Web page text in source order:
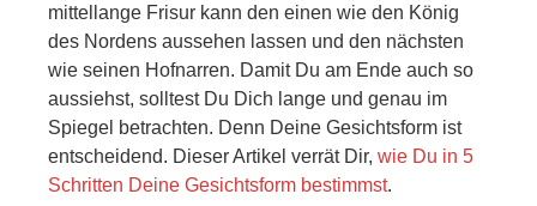
mittellange Frisur kann den einen wie den König
des Nordens aussehen lassen und den nächsten
wie seinen Hofnarren. Damit Du am Ende auch so
aussiehst, solltest Du Dich lange und genau im
Spiegel betrachten. Denn Deine Gesichtsform ist
entscheidend. Dieser Artikel verrät Dir, wie Du in 5
Schritten Deine Gesichtsform bestimmst.